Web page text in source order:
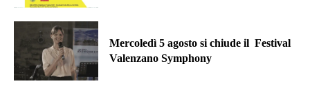
Mercoledì 5 agosto si chiude il Festival
Valenzano Symphony